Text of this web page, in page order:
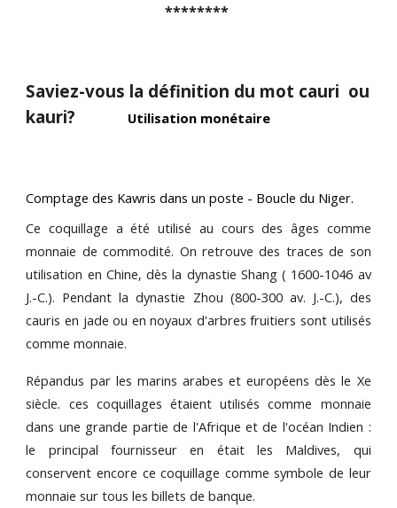
********
Saviez-vous la définition du mot cauri ou
kauri?
Utilisation monétaire
Comptage des Kawris dans un poste - Boucle du Niger.
Ce coquillage a été utilisé au cours des âges comme
monnaie de commodité. On retrouve des traces de son
utilisation en Chine, dès la dynastie Shang ( 1600-1046 av
J.-C.). Pendant la dynastie Zhou (800-300 av. J.-C.), des
cauris en jade ou en noyaux d'arbres fruitiers sont utilisés
comme monnaie.
Répandus par les marins arabes et européens dès le Xe
siècle. ces coquillages étaient utilisés comme monnaie
dans une grande partie de l'Afrique et de l'océan Indien :
le principal fournisseur en était les Maldives, qui
conservent encore ce coquillage comme symbole de leur
monnaie sur tous les billets de banque.